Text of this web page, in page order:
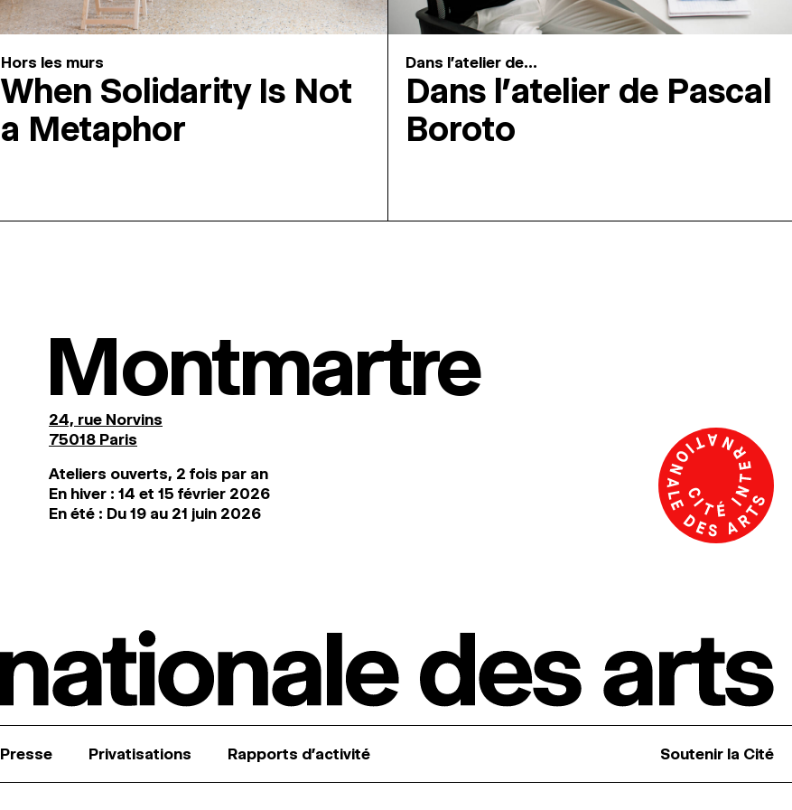
Hors les murs
When Solidarity Is Not
a Metaphor
Dans l'atelier de...
Dans l’atelier de Pascal
Boroto
Montmartre
24, rue Norvins
75018 Paris
Ateliers ouverts, 2 fois par an
En hiver : 14 et 15 février 2026
En été : Du 19 au 21 juin 2026
Presse Privatisations Rapports d’activité Soutenir la Cité